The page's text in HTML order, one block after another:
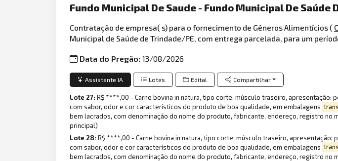
Fundo Municipal De Saude - Fundo Municipal De Saúde
Contratação de empresa( s) para o fornecimento de Gêneros Alimentícios (
Municipal de Saúde de Trindade/PE, com entrega parcelada, para um
Data do Pregão:13/08/2026
Assistente IA Lotes Edital Compartilhar
Lote 27:R$ ****,00 - Carne bovina in natura, tipo corte: músculo traseiro,
com sabor, odor e cor característicos do produto de boa qualidade, em embalagens
bem lacrados, com denominação do nome do produto, fabricante, endereço, registro no
principal)
Lote 28:R$ ****,00 - Carne bovina in natura, tipo corte: músculo traseiro,
com sabor, odor e cor característicos do produto de boa qualidade, em embalagens
bem lacrados, com denominação do nome do produto, fabricante, endereço, registro no